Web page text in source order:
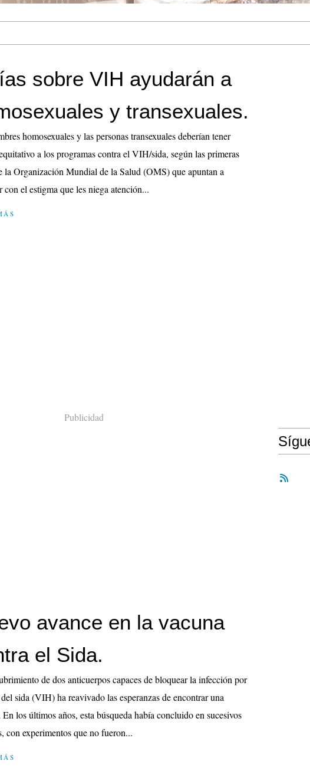
sobre VIH ayudarán a
y transexuales.
homosexuales y las personas transexuales deberían tener
a los programas contra el VIH/sida, según las primeras
la Organización Mundial de la Salud (OMS) que apuntan a
con el estigma que les niega atención...
Publicidad
avance en la vacuna
el Sida.
de dos anticuerpos capaces de bloquear la infección por
sida (VIH) ha reavivado las esperanzas de encontrar una
En los últimos años, esta búsqueda había concluido en sucesivos
con experimentos que no fueron...